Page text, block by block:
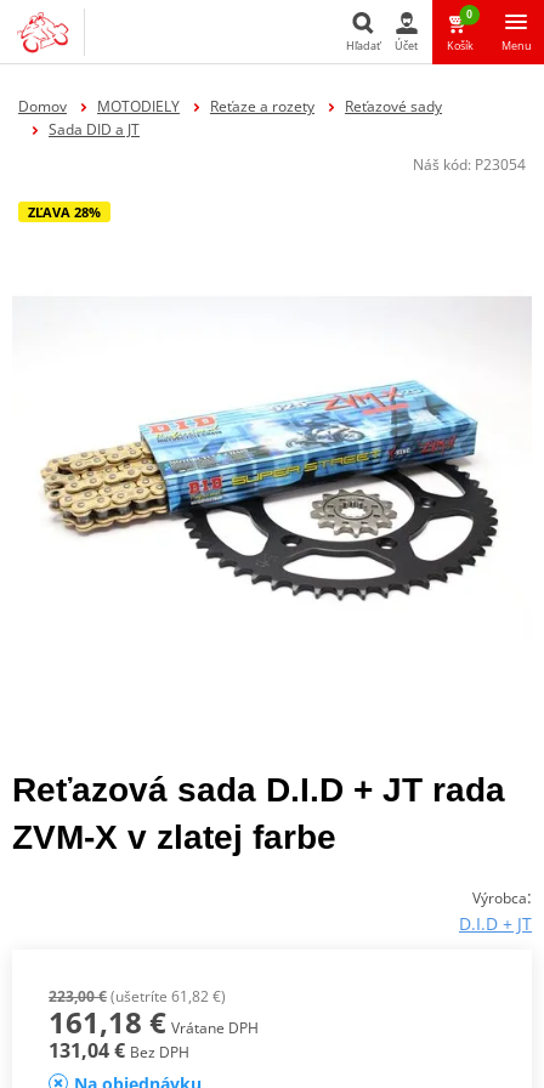
Hľadať Účet
0
Košík Menu
Domov MOTODIELY Reťaze a rozety
Reťazové sady
Sada DID a JT
Náš kód: P23054
ZĽAVA 28%
Reťazová sada D.I.D + JT rada
ZVM-X v zlatej farbe
Výrobca:
D.I.D + JT
223,00 €(ušetríte 61,82 €)
161,18 € Vrátane DPH
131,04 € Bez DPH